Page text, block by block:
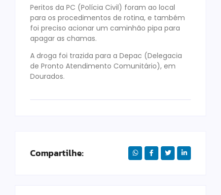
Peritos da PC (Polícia Civil) foram ao local
para os procedimentos de rotina, e também
foi preciso acionar um caminhão pipa para
apagar as chamas.
A droga foi trazida para a Depac (Delegacia
de Pronto Atendimento Comunitário), em
Dourados.
Compartilhe: